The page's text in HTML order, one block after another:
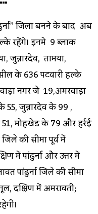
जिला बनने के बाद अब
रहेंगे। इनमे 9 ब्लाक
जुन्नारदेव, तामिया,
के 636 पटवारी हल्के
नगर जे 19,अमरवाड़ा
जुन्नारदेव के 99 ,
51, मोहखेड के 79 और हर्रई
की सीमा पूर्व में
में पांढुर्ना और उत्तर में
पांढुर्ना जिले की सीमा
दक्षिण में अमरावती;